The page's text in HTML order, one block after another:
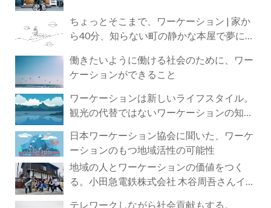
ちょっとそこまで、ワーケーション | 家か
ら40分、知らない町の静かな本屋で夢に近
働きたいように働ける社会のために、ワー
ケーションができること
ワーケーションは新しいライフスタイル。
観光の代替ではないワーケーションの知ら
日本ワーケーション協会に聞いた、ワーケ
ーションのもつ地域活性の可能性
地域の人とワーケーションの価値をつく
る。小田急電鉄株式会社 木谷周吾さんイン
テレワークしながら社会貢献もする。